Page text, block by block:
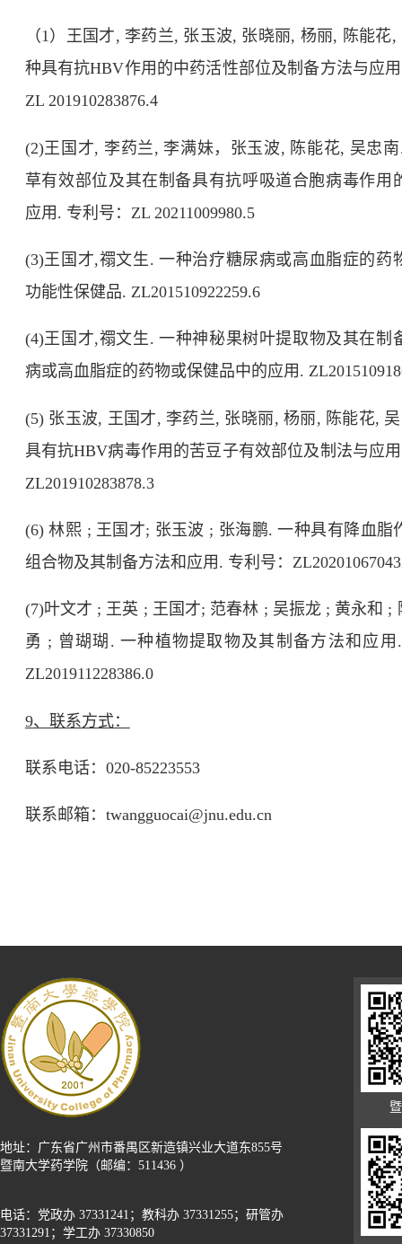
（1）王国才, 李药兰, 张玉波, 张晓丽, 杨丽, 陈能花,
种具有抗HBV作用的中药活性部位及制备方法与应用
ZL 201910283876.4
(2)王国才, 李药兰, 李满妹，张玉波, 陈能花, 吴忠南
草有效部位及其在制备具有抗呼吸道合胞病毒作用
应用 . 专利号： ZL 20211009980.5
(3)王国才,禤文生.一种治疗糖尿病或高血脂症的药
功能性保健品. ZL201510922259.6
(4)王国才,禤文生.一种神秘果树叶提取物及其在制
病或高血脂症的药物或保健品中的应用 . ZL
(5) 张玉波, 王国才, 李药兰, 张晓丽, 杨丽, 陈能花,
具有抗HBV病毒作用的苦豆子有效部位及制法与应用
ZL201910283878.3
(6)林熙 ; 王国才; 张玉波 ; 张海鹏.一种具有降血脂
组合物及其制备方法和应用 . 专利号： ZL
(7)叶文才 ; 王英 ; 王国才; 范春林 ; 吴振龙 ; 黄永和 ;
勇 ; 曾瑚瑚 . 一种植物提取物及其制备方法和应用
ZL201911228386.0
9、联系方式：
联系电话： 020-85223553
联系邮箱： twangguocai@jnu.edu.cn
地址：广东省广州市番禺区新造镇兴业大道东855号
暨南大学药学院（邮编：511436 ）
电话：党政办 37331241；教科办 37331255；研管办
37331291；学工办 37330850